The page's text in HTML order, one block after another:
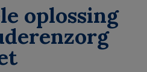
oplossing